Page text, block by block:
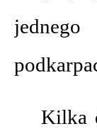
Kilka